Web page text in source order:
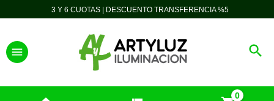
3 Y 6 CUOTAS | DESCUENTO TRANSFERENCIA %5
0